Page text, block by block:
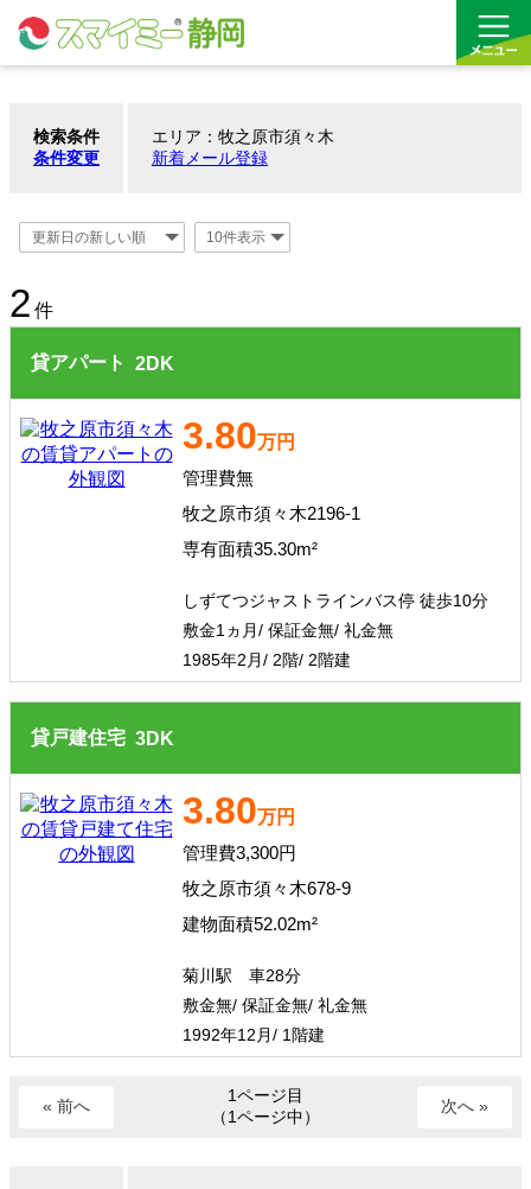
借りる
お気に入り
沿線から探す(借りる)
沿線から探す(買う)
通勤・通学時間から探す(借りる)
通勤・通学時間から探す(買う)
検索条件
条件変更
エリア：牧之原市須々木
新着メール登録
2 件
貸アパート 2DK
3.80万円
管理費無
牧之原市須々木2196-1
専有面積35.30m²
しずてつジャストラインバス停 徒歩10分
敷金1ヵ月/ 保証金無/ 礼金無
1985年2月/ 2階/ 2階建
貸戸建住宅 3DK
3.80万円
管理費3,300円
牧之原市須々木678-9
建物面積52.02m²
菊川駅 車28分
敷金無/ 保証金無/ 礼金無
1992年12月/ 1階建
« 前へ
1ページ目
（1ページ中）
次へ »